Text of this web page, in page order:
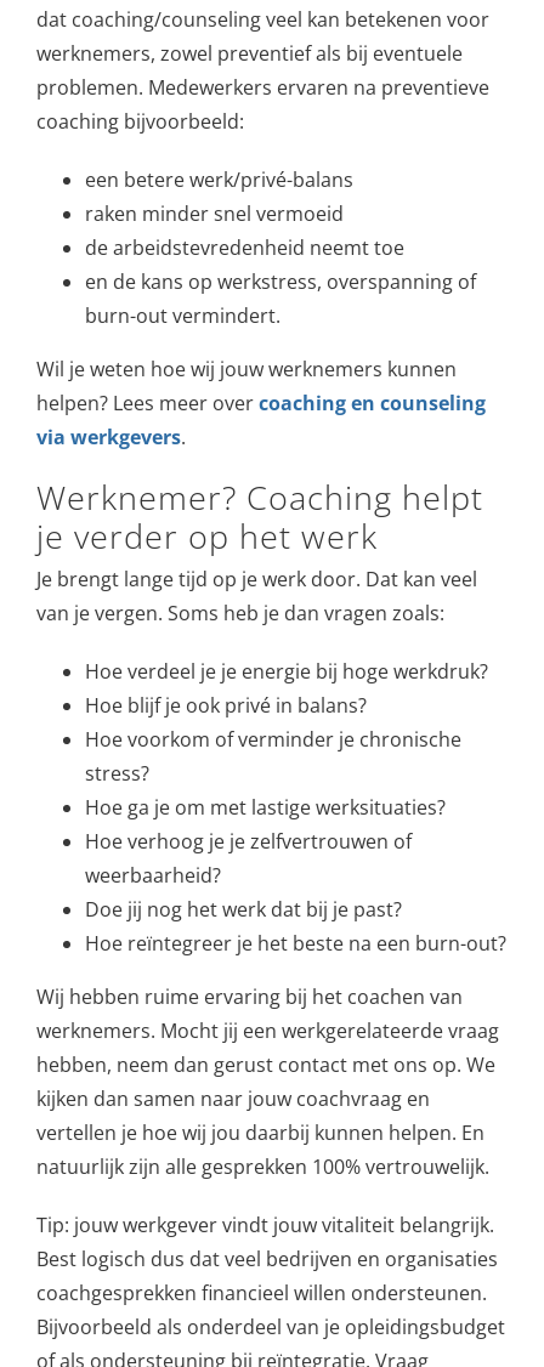
dat coaching/counseling veel kan betekenen voor
werknemers, zowel preventief als bij eventuele
problemen. Medewerkers ervaren na preventieve
coaching bijvoorbeeld:
een betere werk/privé-balans
raken minder snel vermoeid
de arbeidstevredenheid neemt toe
en de kans op werkstress, overspanning of
burn-out vermindert.
Wil je weten hoe wij jouw werknemers kunnen
helpen? Lees meer overcoaching en counseling
via werkgevers.
Werknemer? Coaching helpt
je verder op het werk
Je brengt lange tijd op je werk door. Dat kan veel
van je vergen. Soms heb je dan vragen zoals:
Hoe verdeel je je energie bij hoge werkdruk?
Hoe blijf je ook privé in balans?
Hoe voorkom of verminder je chronische
stress?
Hoe ga je om met lastige werksituaties?
Hoe verhoog je je zelfvertrouwen of
weerbaarheid?
Doe jij nog het werk dat bij je past?
Hoe reïntegreer je het beste na een burn-out?
Wij hebben ruime ervaring bij het coachen van
werknemers. Mocht jij een werkgerelateerde vraag
hebben, neem dan gerust contact met ons op. We
kijken dan samen naar jouw coachvraag en
vertellen je hoe wij jou daarbij kunnen helpen. En
natuurlijk zijn alle gesprekken 100% vertrouwelijk.
Tip: jouw werkgever vindt jouw vitaliteit belangrijk.
Best logisch dus dat veel bedrijven en organisaties
coachgesprekken financieel willen ondersteunen.
Bijvoorbeeld als onderdeel van je opleidingsbudget
of als ondersteuning bij reïntegratie. Vraag